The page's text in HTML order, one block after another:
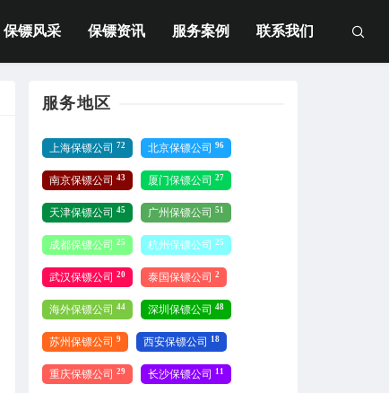
保镖风采 保镖资讯 服务案例 联系我们
服务地区
上海保镖公司 72 北京保镖公司 96
南京保镖公司 43 厦门保镖公司 27
天津保镖公司 45 广州保镖公司 51
成都保镖公司 25 杭州保镖公司 25
武汉保镖公司 20 泰国保镖公司 2
海外保镖公司 44 深圳保镖公司 48
苏州保镖公司 9 西安保镖公司 18
重庆保镖公司 29 长沙保镖公司 11